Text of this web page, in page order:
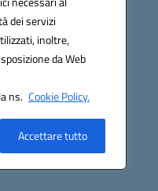
dei servizi
inoltre,
da Web
ns. Cookie Policy.
Accettare tutto